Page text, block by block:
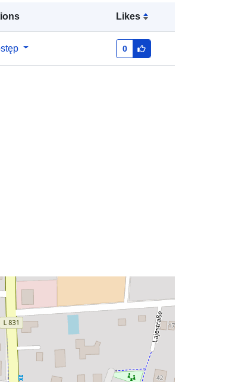
Likes
0
August 2026
Współrzędne:
53.1348223 ], [ 7.9857382,